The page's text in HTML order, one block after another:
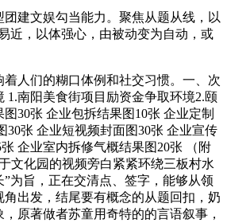
建文娱勾当能力。聚焦从题从线，以
近，以体强心，由被动变为自动，或
人们的糊口体例和社交习惯。一、次
1.南阳美食街项目励资金争取环境2.颐
30张 企业包拆结果图10张 企业定制
30张 企业短视频封面图30张 企业宣传
企业室内拆修气概结果图20张 （附
文化园的视频旁白紧紧环绕三板村水
为旨，正在交清点、签字，能够从领
出发，结尾要有概念的从题回扣，奶
原著做者苏童用奇特的的言语叙事，